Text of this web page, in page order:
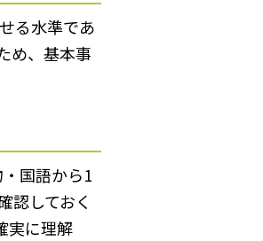
る水準であ
め、基本事
国語から1
認しておく
実に理解